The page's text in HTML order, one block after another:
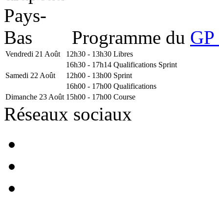
Programme du
Vendredi 21 Août 12h30 - 13h30 Libres
16h30 - 17h14 Qualifications Sprint
Samedi 22 Août
12h00 - 13h00 Sprint
16h00 - 17h00 Qualifications
Dimanche 23 Août 15h00 - 17h00 Course
Réseaux sociaux